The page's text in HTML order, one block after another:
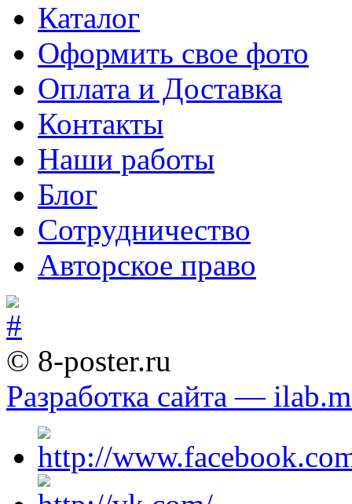
Каталог
Оформить свое фото
Оплата и Доставка
Контакты
Наши работы
Блог
Сотрудничество
Авторское право
© 8-poster.ru
Разработка сайта —